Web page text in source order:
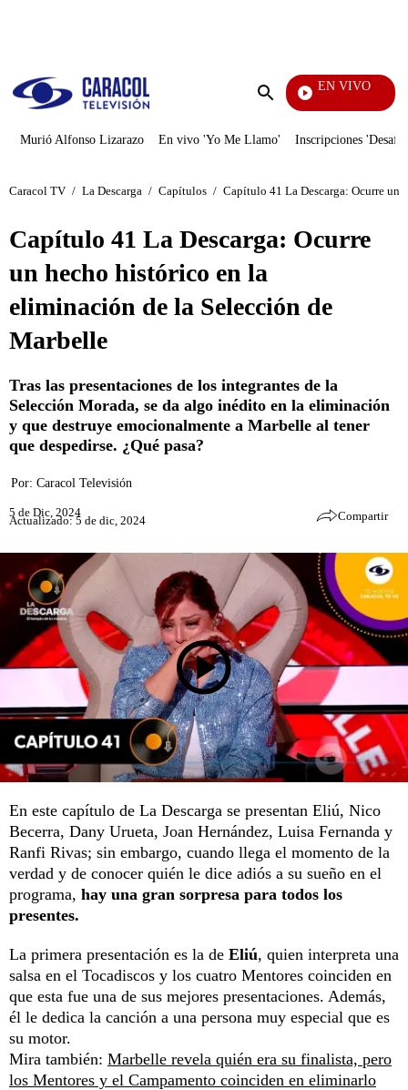
Enviar
EN VIVO
Rafael Orozco
Murió Alfonso Lizarazo En vivo 'Yo Me Llamo' Inscripciones
Caracol TV / La Descarga / Capítulos / Capítulo 41 La Descarga: Ocurre
Capítulo 41 La Descarga: Ocurre
un hecho histórico en la
eliminación de la Selección de
Marbelle
Tras las presentaciones de los integrantes de la
Selección Morada, se da algo inédito en la eliminación
y que destruye emocionalmente a Marbelle al tener
que despedirse. ¿Qué pasa?
Por: Caracol Televisión
5 de Dic, 2024
Actualizado: 5 de dic, 2024 Compartir
En este capítulo de La Descarga se presentan Eliú, Nico
Becerra, Dany Urueta, Joan Hernández, Luisa Fernanda y
Ranfi Rivas; sin embargo, cuando llega el momento de la
verdad y de conocer quién le dice adiós a su sueño en el
programa, hay una gran sorpresa para todos los
presentes.
La primera presentación es la de Eliú, quien interpreta una
salsa en el Tocadiscos y los cuatro Mentores coinciden en
que esta fue una de sus mejores presentaciones. Además,
él le dedica la canción a una persona muy especial que es
su motor.
Mira también: Marbelle revela quién era su finalista, pero
los Mentores y el Campamento coinciden en eliminarlo